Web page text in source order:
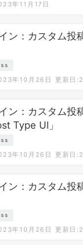
年11月17日
ン：カスタム
年10月26日 更新日
ン：カスタム投
Type UI」
年10月26日 更新日
ン：カスタム
年10月26日 更新日